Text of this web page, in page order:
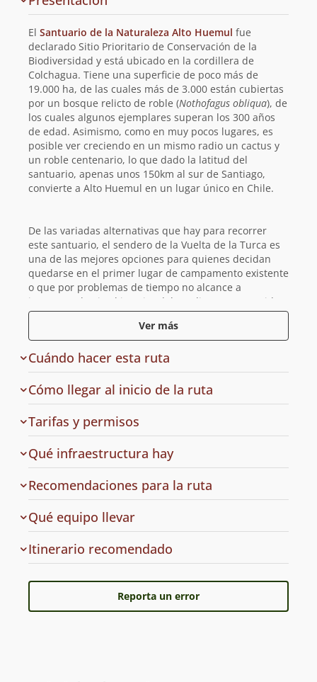
y
planificación
de
la
ruta
El Santuario de la Naturaleza Alto Huemul fue
declarado Sitio Prioritario de Conservación de la
Biodiversidad y está ubicado en la cordillera de
Colchagua. Tiene una superficie de poco más de
19.000 ha, de las cuales más de 3.000 están cubiertas
por un bosque relicto de roble (Nothofagus obliqua), de
los cuales algunos ejemplares superan los 300 años
de edad. Asimismo, como en muy pocos lugares, es
posible ver creciendo en un mismo radio un cactus y
un roble centenario, lo que dado la latitud del
santuario, apenas unos 150km al sur de Santiago,
convierte a Alto Huemul en un lugar único en Chile.
De las variadas alternativas que hay para recorrer
este santuario, el sendero de la Vuelta de la Turca es
una de las mejores opciones para quienes decidan
quedarse en el primer lugar de campamento existente
o que por problemas de tiempo no alcance a
internarse hacia el interior del predio. Este recorrido,
ubicado al inicio del gran bosque, fue llamado así por
la presencia de la turca (Pteroptochos megapodius)
que es un ave paseriforme endémica de Chile. Es
principalmente un ave terrestre, que tiene la
capacidad de correr rápidamente.
Ver más
Cuándo hacer esta ruta
Cómo llegar al inicio de la ruta
Tarifas y permisos
acceso
Qué infraestructura hayen
la
ruta
Recomendaciones para la ruta
Qué equipo llevara
la
ruta
Cuál
es
Itinerario recomendado
Reporta un error